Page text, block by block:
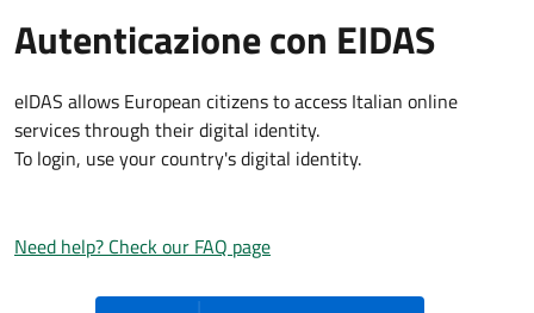
Autenticazione con EIDAS
eIDAS allows European citizens to access Italian online
services through their digital identity.
To login, use your country's digital identity.
Need help? Check our FAQ page